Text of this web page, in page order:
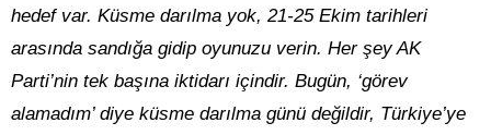
hedef var. Küsme darılma yok, 21-25 Ekim tarihleri
arasında sandığa gidip oyunuzu verin. Her şey AK
Parti’nin tek başına iktidarı içindir. Bugün, ‘görev
alamadım’ diye küsme darılma günü değildir, Türkiye’ye